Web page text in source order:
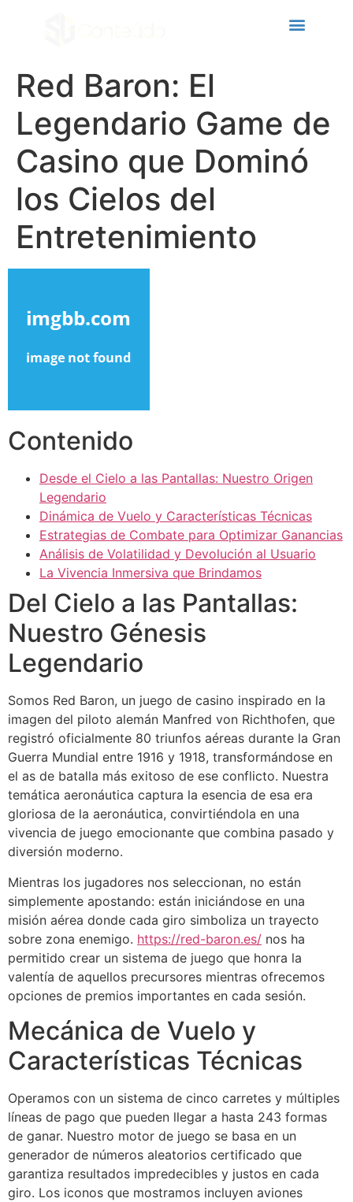
panel
panel
panel
panel
panel
panel
panel
satın al
satın al
panel
panel
panel
panel
panel
panel
panel
panel
panel
panel
panel
panel
panel
panel
panel
panel
panel
panel
Red Baron: El
Legendario Game de
Casino que Dominó
los Cielos del
Entretenimiento
Contenido
Desde el Cielo a las Pantallas: Nuestro Origen
Legendario
Dinámica de Vuelo y Características Técnicas
Estrategias de Combate para Optimizar Ganancias
Análisis de Volatilidad y Devolución al Usuario
La Vivencia Inmersiva que Brindamos
Del Cielo a las Pantallas:
Nuestro Génesis
Legendario
Somos Red Baron, un juego de casino inspirado en la
imagen del piloto alemán Manfred von Richthofen, que
registró oficialmente 80 triunfos aéreas durante la Gran
Guerra Mundial entre 1916 y 1918, transformándose en
el as de batalla más exitoso de ese conflicto. Nuestra
temática aeronáutica captura la esencia de esa era
gloriosa de la aeronáutica, convirtiéndola en una
vivencia de juego emocionante que combina pasado y
diversión moderno.
Mientras los jugadores nos seleccionan, no están
simplemente apostando: están iniciándose en una
misión aérea donde cada giro simboliza un trayecto
sobre zona enemigo. https://red-baron.es/ nos ha
permitido crear un sistema de juego que honra la
valentía de aquellos precursores mientras ofrecemos
opciones de premios importantes en cada sesión.
Mecánica de Vuelo y
Características Técnicas
Operamos con un sistema de cinco carretes y múltiples
líneas de pago que pueden llegar a hasta 243 formas
de ganar. Nuestro motor de juego se basa en un
generador de números aleatorios certificado que
garantiza resultados impredecibles y justos en cada
giro. Los iconos que mostramos incluyen aviones